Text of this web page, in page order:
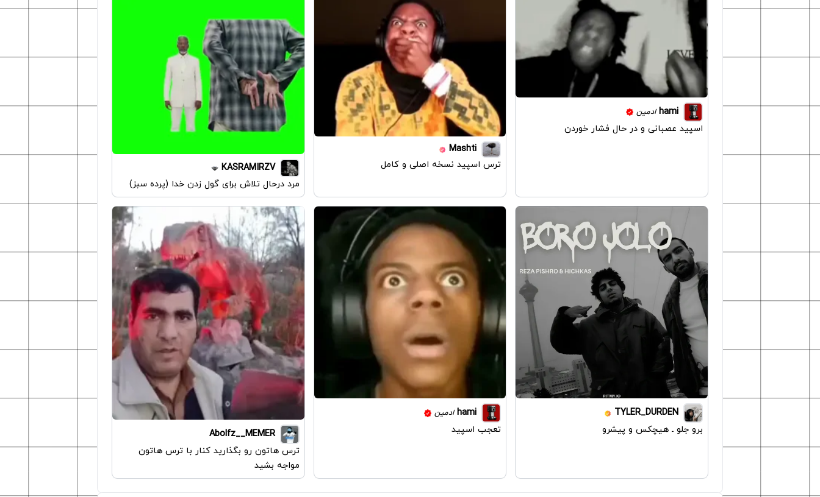
hami ادمین
اسپید عصبانی و در حال فشار خوردن
Mashti
ترس اسپید نسخه اصلی و کامل
KASRAMIRZV
مرد درحال تلاش برای گول زدن خدا (پرده سبز)
TYLER_DURDEN
برو جلو ـ هیچکس و پیشرو
hami ادمین
تعجب اسپید
Abolfz__MEMER
ترس هاتون رو بگذارید کنار با ترس هاتون
مواجه بشید